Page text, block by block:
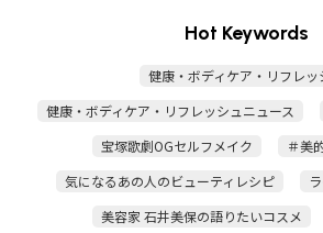
Hot Keywords
健康・ボディケア・リフレッ
健康・ボディケア・リフレッシュニュース
宝塚歌劇OGセルフメイク
＃美
気になるあの人のビューティレシピ
美容家 石井美保の語りたいコスメ